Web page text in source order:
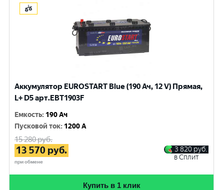
Аккумулятор EUROSTART Blue (190 Ач, 12 V) Прямая,
L+ D5 арт.EBT1903F
Емкость: 190 Ач
Пусковой ток: 1200 A
15 280руб.
13 570 руб.
при обмене
3 820 руб.
в Сплит
Купить в 1 клик